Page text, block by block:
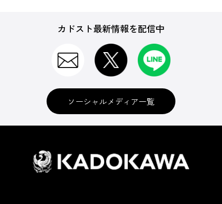
カドスト最新情報を配信中
ソーシャルメディア一覧